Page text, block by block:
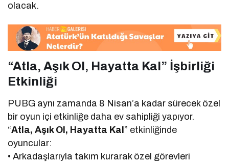
olacak.
“Atla, Aşık Ol, Hayatta Kal” İşbirliği
Etkinliği
PUBG aynı zamanda 8 Nisan’a kadar sürecek özel
bir oyun içi etkinliğe daha ev sahipliği yapıyor.
“Atla, Aşık Ol, Hayatta Kal” etkinliğinde
oyuncular:
• Arkadaşlarıyla takım kurarak özel görevleri